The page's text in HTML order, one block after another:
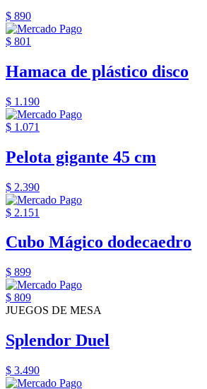
$ 890
$ 801
Hamaca de plástico disco
$ 1.190
$ 1.071
Pelota gigante 45 cm
$ 2.390
$ 2.151
Cubo Mágico dodecaedro
$ 899
$ 809
JUEGOS DE MESA
Splendor Duel
$ 3.490